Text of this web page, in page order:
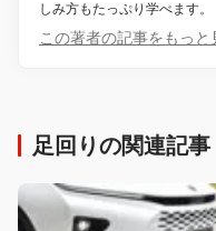
しみ方もたっぷり学べます。
この著者の記事をもっと
足回りの関連記事